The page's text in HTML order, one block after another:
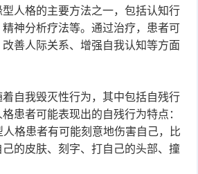
人格的主要方法之一，包括认知行
神分析疗法等。通过治疗，患者可
善人际关系、增强自我认知等方面
自我毁灭性行为，其中包括自残行
患者可能表现出的自残行为特点：
格患者有可能刻意地伤害自己，比
的皮肤、刻字、打自己的头部、撞